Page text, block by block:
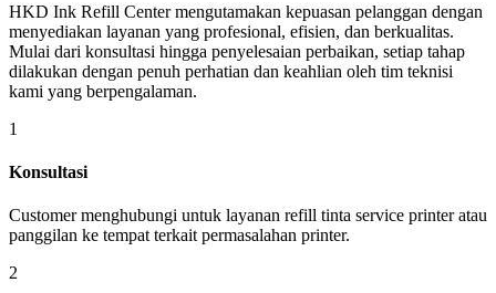
HKD Ink Refill Center mengutamakan kepuasan pelanggan dengan
menyediakan layanan yang profesional, efisien, dan berkualitas.
Mulai dari konsultasi hingga penyelesaian perbaikan, setiap tahap
dilakukan dengan penuh perhatian dan keahlian oleh tim teknisi
kami yang berpengalaman.
1
Konsultasi
Customer menghubungi untuk layanan refill tinta service printer atau
panggilan ke tempat terkait permasalahan printer.
2